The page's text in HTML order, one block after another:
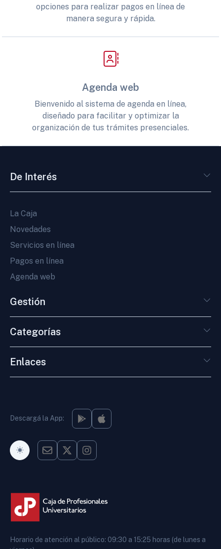
opciones para realizar pagos en línea de
manera segura y rápida.
Agenda web
Bienvenido al sistema de agenda en línea,
diseñado para facilitar y optimizar la
organización de tus trámites presenciales.
De Interés
La Caja
Novedades
Servicios en línea
Pagos en línea
Agenda web
Gestión
Categorías
Enlaces
Descargá la App:
Modo Oscuro
Horario de atención al público: 09:30 a 15:25 horas (de lunes a